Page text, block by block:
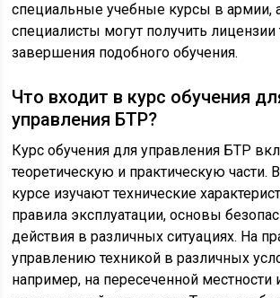
специальные учебные курсы в армии,
специалисты могут получить лицензии
завершения подобного обучения.
Что входит в курс обучения
управления БТР?
Курс обучения для управления БТР
теоретическую и практическую части.
курсе изучают технические
правила эксплуатации, основы
действия в различных ситуациях. На
управлению техникой в различных
например, на пересеченной местности